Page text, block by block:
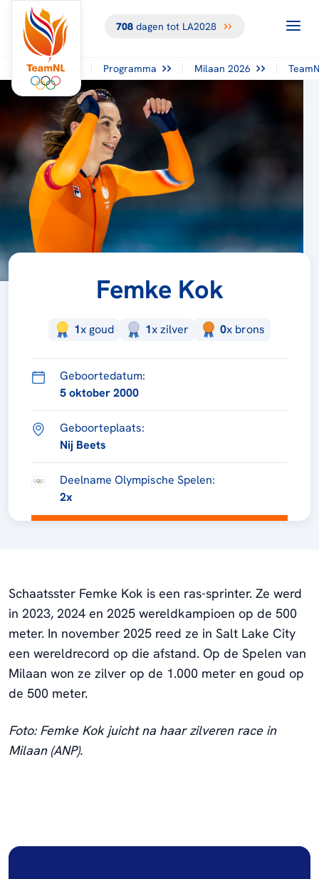
708dagen tot LA2028
Programma Milaan 2026
Femke Kok
1xgoud 1xzilver 0x brons
Geboortedatum:
5 oktober 2000
Geboorteplaats:
Nij Beets
Deelname Olympische Spelen:
2x
Schaatsster Femke Kok is een ras-sprinter. Ze werd
in 2023, 2024 en 2025 wereldkampioen op de 500
meter. In november 2025 reed ze in Salt Lake City
een wereldrecord op die afstand. Op de Spelen van
Milaan won ze zilver op de 1.000 meter en goud op
de 500 meter.
Foto: Femke Kok juicht na haar zilveren race in
Milaan (ANP).